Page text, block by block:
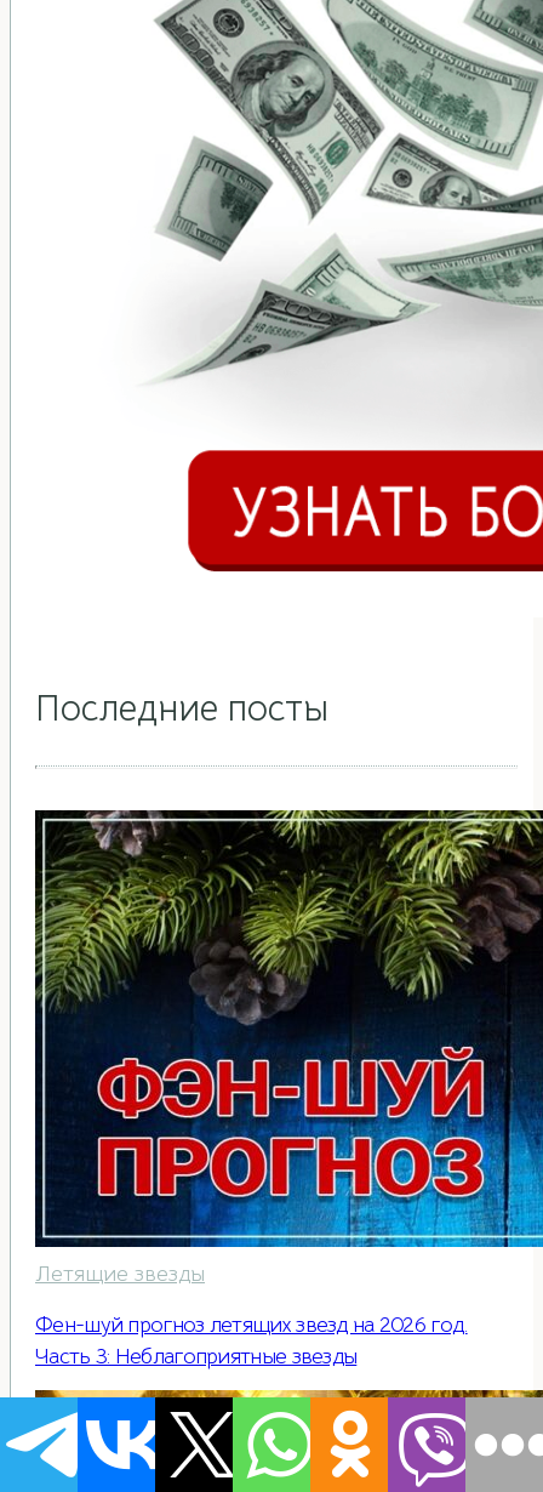
Последние посты
Летящие звезды
Фен-шуй прогноз летящих звезд на 2026 год.
Часть 3: Неблагоприятные звезды